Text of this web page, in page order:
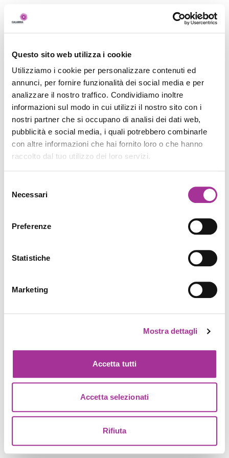
Questo sito web utilizza i cookie
Utilizziamo i cookie per personalizzare contenuti ed
annunci, per fornire funzionalità dei social media e per
analizzare il nostro traffico. Condividiamo inoltre
informazioni sul modo in cui utilizzi il nostro sito con i
nostri partner che si occupano di analisi dei dati web,
pubblicità e social media, i quali potrebbero combinarle
con altre informazioni che hai fornito loro o che hanno
raccolto dal tuo utilizzo dei loro servizi.
delNecessari
Preferenze
Statistiche
Marketing
Mostra dettagli
Accetta tutti
Accetta selezionati
Rifiuta